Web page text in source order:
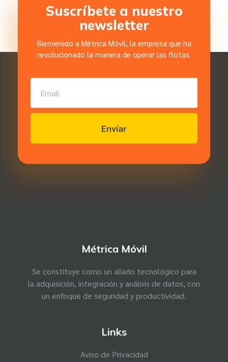
Suscríbete a nuestro
newsletter
Bienvenido a Métrica Móvil, la empresa que ha
revolucionado la manera de operar las flotas.
Envíar
Métrica Móvil
Se constituye como un aliado tecnológico para
la adquisición, integración y análisis de datos, con
un enfoque de seguridad y productividad.
Links
Aviso de Privacidad